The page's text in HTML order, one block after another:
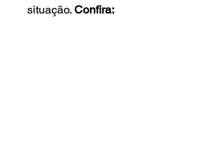
situação. Confira: